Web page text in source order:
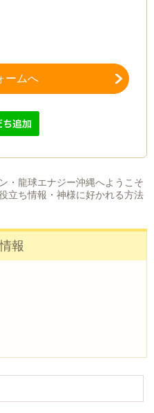
ームへ
・龍球エナジー沖縄へようこそ
立ち情報・神様に好かれる方法
報